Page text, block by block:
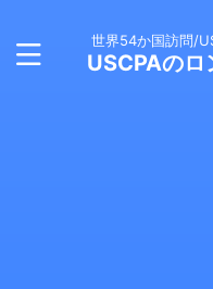
世界54か国訪問/
USCPAのロ